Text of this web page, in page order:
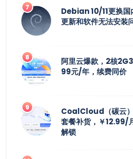
Debian 10/11更换国
更新和软件无法安装
阿里云爆款，2核
99元/年，续费同价
CoalCloud（碳云
套餐补货，￥12.99/
解锁